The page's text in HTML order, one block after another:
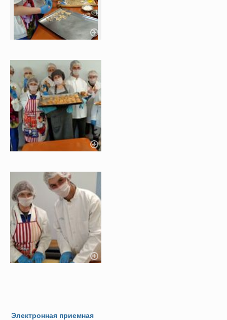
Электронная приемная